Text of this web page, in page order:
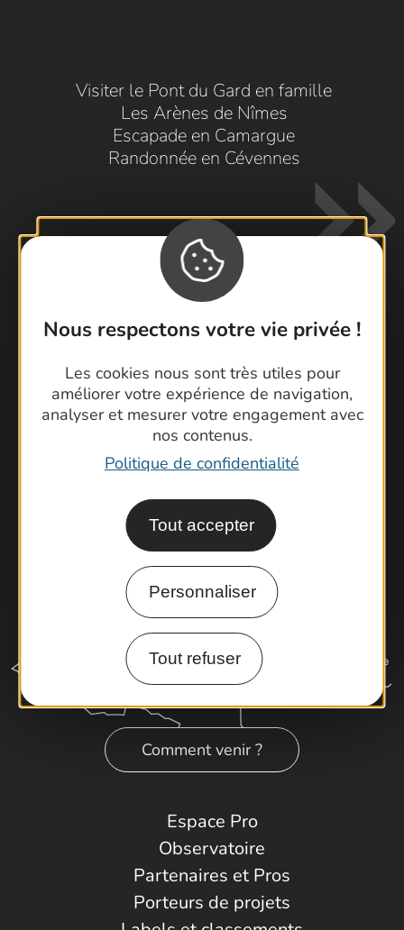
Nous respectons votre vie privée !
Les cookies nous sont très utiles pour
améliorer votre expérience de navigation,
analyser et mesurer votre engagement avec
nos contenus.
Politique de confidentialité
Tout accepter
Personnaliser
Tout refuser
Visiter le Pont du Gard en famille
Les Arènes de Nîmes
Escapade en Camargue
Randonnée en Cévennes
Contactez-nous !
Foire aux questions
Brochures
Cartoguides et Topoguides
Latitude Gard
Comment venir ?
Espace Pro
Observatoire
Partenaires et Pros
Porteurs de projets